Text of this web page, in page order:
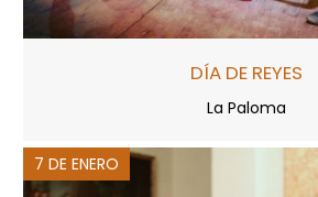
DÍA DE REYES
La Paloma
7 DE ENERO